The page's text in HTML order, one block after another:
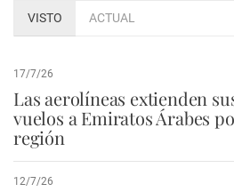
VISTO ACTUAL
17/7/26
Las aerolíneas extienden
vuelos a Emiratos Árabes
región
12/7/26